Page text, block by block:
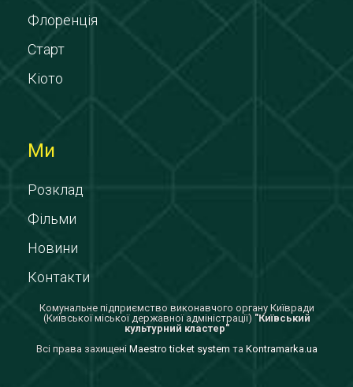
Флоренція
Старт
Кіото
Ми
Розклад
Фільми
Новини
Контакти
Комунальне підприємство виконавчого органу Київради
(Київської міської державної адміністрації) "Київський
культурний кластер"
Всi права захищенi Maestro ticket system та Kontramarka.ua